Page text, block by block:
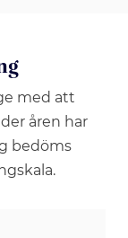
med att
åren har
bedöms